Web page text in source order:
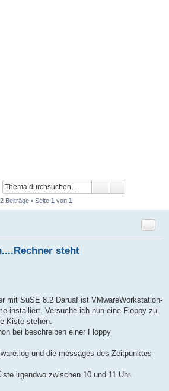
2 Beiträge • Seite 1 von 1
steht
Zitat
mit SuSE 8.2 Daruaf ist VMwareWorkstation-
installiert. Versuche ich nun eine Floppy zu
Kiste stehen.
bei beschreiben einer Floppy
und die messages des Zeitpunktes
irgendwo zwischen 10 und 11 Uhr.